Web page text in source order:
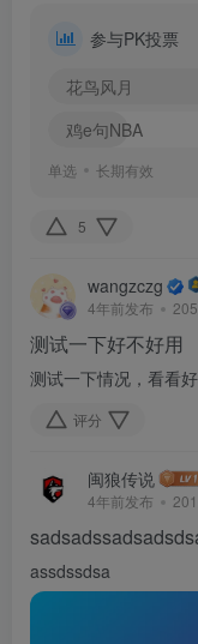
参与PK投票
花鸟风月
鸡e句NBA
单选 长期有效
5
wangzczg
4年前发布
测试一下好不好用
测试一下情况，看看
评分
闽狼传说
4年前发布
assdssdsa